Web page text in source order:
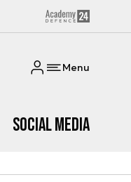
Menu
Social media